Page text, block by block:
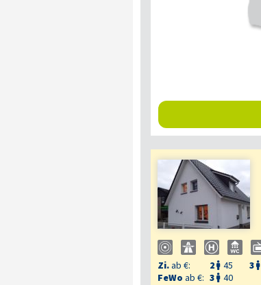
Zi.ab €: 2  45 3 
FeWo ab €: 3  40